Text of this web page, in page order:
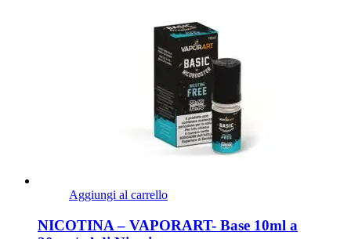
Aggiungi al carrello
NICOTINA – VAPORART- Base 10ml a